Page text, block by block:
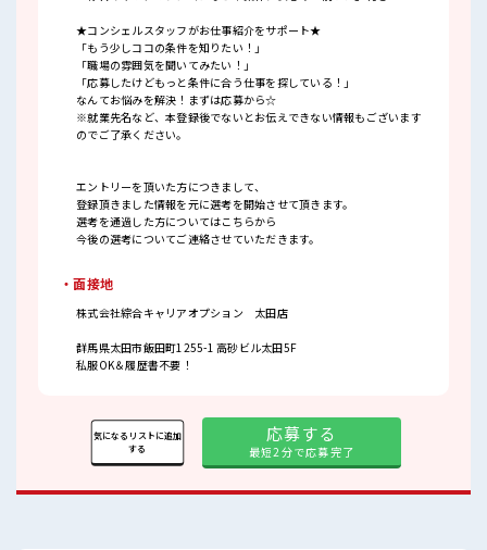
★コンシェルスタッフがお仕事紹介をサポート★
「もう少しココの条件を知りたい！」
「職場の雰囲気を聞いてみたい！」
「応募したけどもっと条件に合う仕事を探している！」
なんてお悩みを解決！まずは応募から☆
※就業先名など、本登録後でないとお伝えできない情報もございます
のでご了承ください。
エントリーを頂いた方につきまして、
登録頂きました情報を元に選考を開始させて頂きます。
選考を通過した方についてはこちらから
今後の選考についてご連絡させていただきます。
・面接地
株式会社綜合キャリアオプション 太田店
群馬県太田市飯田町1255-1 高砂ビル太田5F
私服OK＆履歴書不要！
応募する
最短2分で応募完了
気になるリストに追加
する